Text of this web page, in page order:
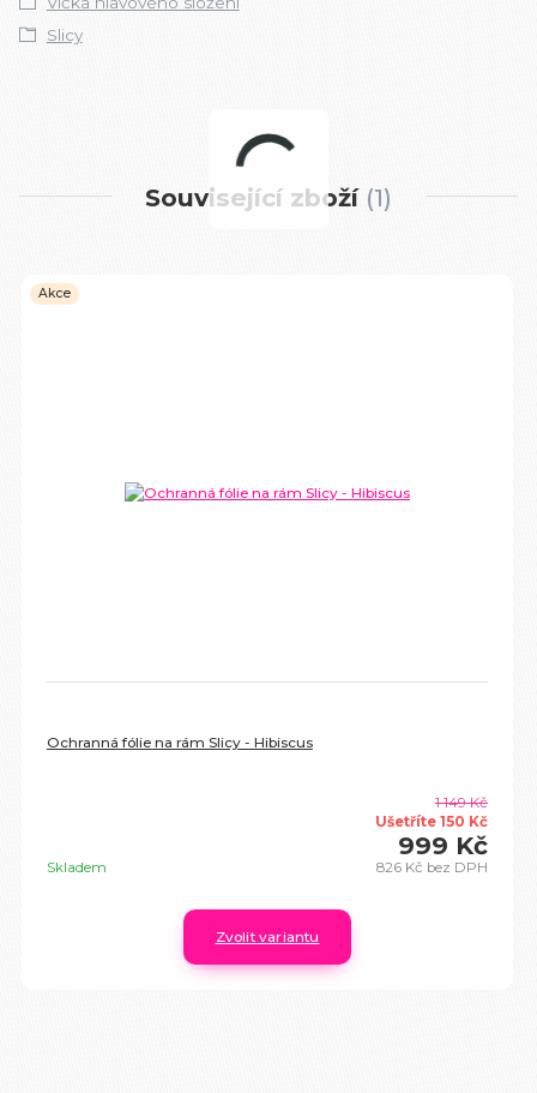
Slicy
Související zboží 1
Akce
Ochranná fólie na rám Slicy - Hibiscus
1 149 Kč
Ušetříte 150 Kč
999 Kč
826 Kč bez DPH
Skladem
Zvolit variantu